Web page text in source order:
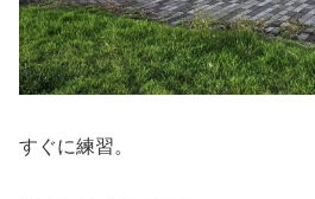
すぐに練習。